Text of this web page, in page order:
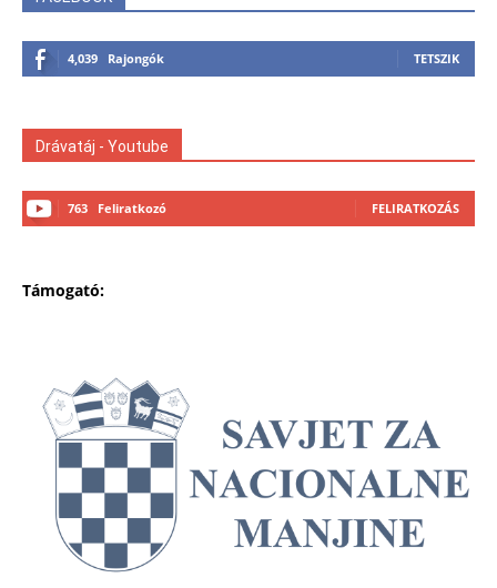
4,039 Rajongók TETSZIK
Drávatáj - Youtube
763 Feliratkozó FELIRATKOZÁS
Támogató: